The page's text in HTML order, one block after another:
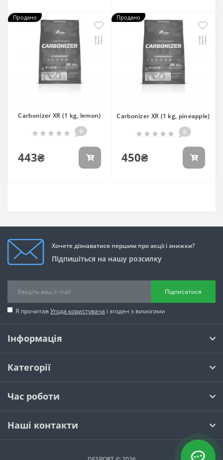
Продано
Carbonizer XR (1 kg, lemon)
0
443₴
Продано
Carbonizer XR (1 kg, pineapple)
0
450₴
Хочете дізнаватися першим про акції і знижки?
Підпишіться на нашу розсилку
Підписатися
Я прочитавУгода користувача і згоден з вимогами
Інформація
Категорії
Час роботи
Наші контакти